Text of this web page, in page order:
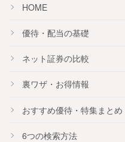
HOME
優待・配当の基礎
ネット証券の比較
裏ワザ・お得情報
おすすめ優待・ 特集まとめ
6つの検索方法